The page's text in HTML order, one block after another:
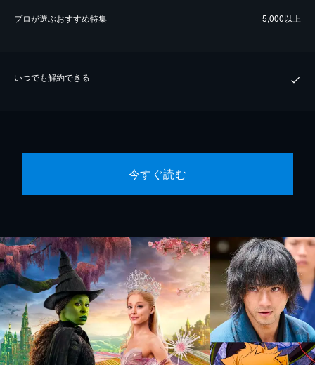
プロが選ぶおすすめ特集 5,000以上
いつでも解約できる
今すぐ読む